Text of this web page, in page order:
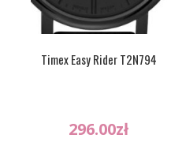
Timex Easy Rider T2N794
296.00zł